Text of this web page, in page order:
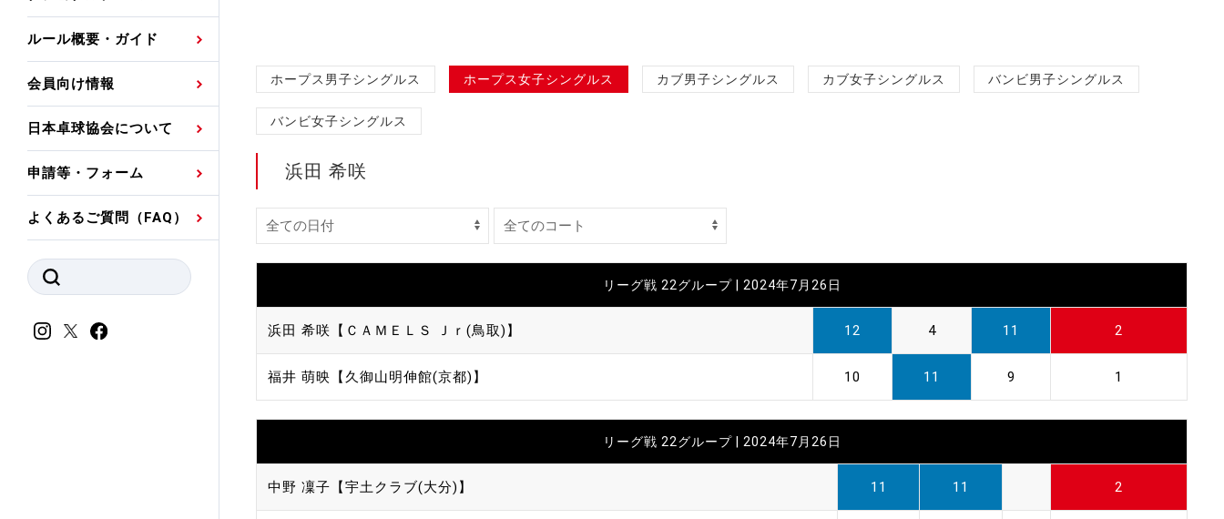
強化スタッフ
ルール概要・ガイド
会員向け情報
委員会
指導者養成委員会
スポーツ医・科学委員会
アンチ・ドーピング委員
会
日本卓球協会について
事業計画・事業報告
財務諸表等
理事会報告
スポーツ振興くじ助成事業
等
加盟団体登録人数
申請等・フォーム
審判員ネームプレート制作
申込
よくあるご質問（FAQ）
ホープス男子シングルス ホープス女子シングルス カブ男子シングルス カブ女子シングルス バンビ男子シングルス
バンビ女子シングルス
浜田 希咲
リーグ戦 22グループ | 2024年7月26日
浜田 希咲【ＣＡＭＥＬＳ Ｊｒ(鳥取)】 12 4 11 2
福井 萌映【久御山明伸館(京都)】 10 11 9 1
リーグ戦 22グループ | 2024年7月26日
中野 凜子【宇土クラブ(大分)】 11 11 2